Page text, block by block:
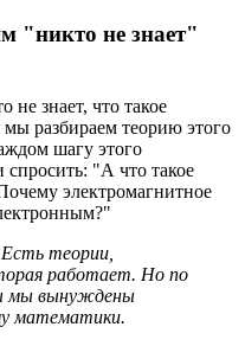
"никто не знает"
не знает, что такое
мы разбираем теорию этого
шагу этого
спросить: "А что такое
электромагнитное
теории,
работает. Но по
мы вынуждены
математики.